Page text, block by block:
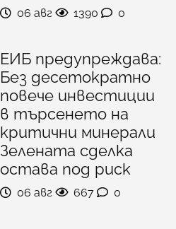
06 авг 1390 0
ЕИБ предупреждава:
Без десетократно
повече инвестиции
в търсенето на
критични минерали
Зелената сделка
остава под риск
06 авг 667 0